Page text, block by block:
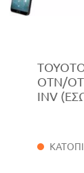
OTN/
INV